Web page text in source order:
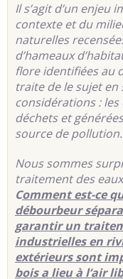
Il s’agit d’un
contexte et du
naturelles
d’hameaux
flore identifiées au
traite de le sujet
considérations :
déchets et
source de pollution.
Nous sommes
traitement des
Comment est-ce
débourbeur
garantir un
industrielles en
extérieurs sont
bois a lieu à l’air